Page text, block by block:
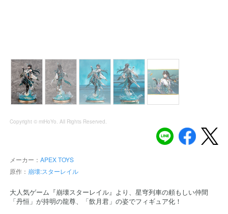
Copyright © miHoYo. All Rights Reserved.
メーカー： APEX TOYS
原作： 崩壊:スターレイル
大人気ゲーム『崩壊スターレイル』より、星穹列車の頼もしい仲間
「丹恒」が持明の龍尊、「飲月君」の姿でフィギュア化！